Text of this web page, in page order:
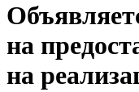
на
на